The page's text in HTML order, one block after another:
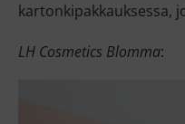
kartonkipakkauksessa,
LH Cosmetics Blomma: